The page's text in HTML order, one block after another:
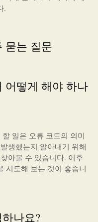
.
묻는 질문
어떻게 해야 하나
일은 오류 코드의 의미
생했는지 알아내기 위해
아볼 수 있습니다. 이후
시도해 보는 것이 좋습니
나요?